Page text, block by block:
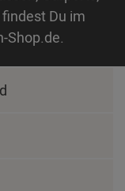
Du im
Shop.de.